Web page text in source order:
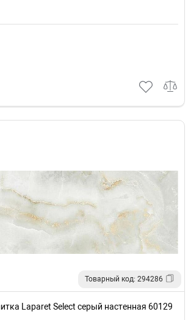
Товарный код: 294286
Laparet Select серый настенная 60129